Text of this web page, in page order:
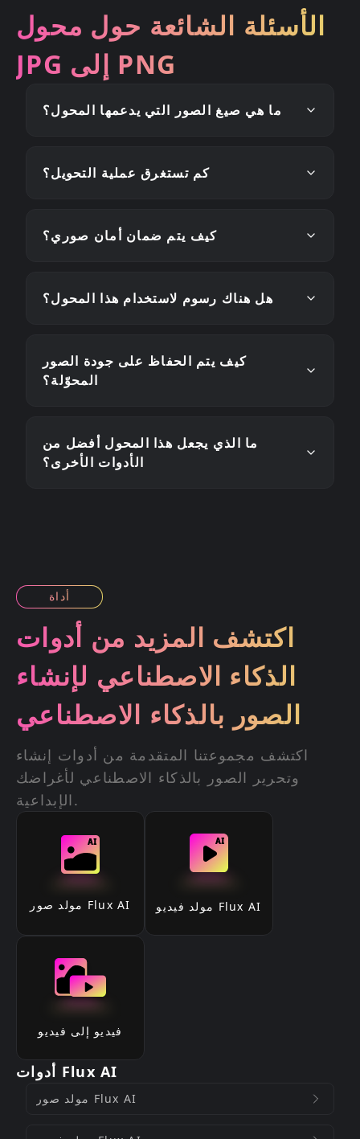
الأسئلة الشائعة حول محول
JPG إلى PNG
ما هي صيغ الصور التي يدعمها المحول؟
كم تستغرق عملية التحويل؟
كيف يتم ضمان أمان صوري؟
هل هناك رسوم لاستخدام هذا المحول؟
كيف يتم الحفاظ على جودة الصور
المحوّلة؟
ما الذي يجعل هذا المحول أفضل من
الأدوات الأخرى؟
أداة
اكتشف المزيد من أدوات
الذكاء الاصطناعي لإنشاء
الصور بالذكاء الاصطناعي
اكتشف مجموعتنا المتقدمة من أدوات إنشاء
وتحرير الصور بالذكاء الاصطناعي لأغراضك
الإبداعية.
مولد صور Flux AI مولد فيديو Flux AI
فيديو إلى فيديو
أدوات Flux AI
مولد صور Flux AI